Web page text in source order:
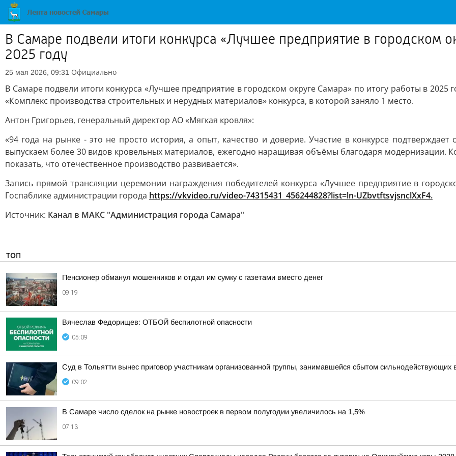
В Самаре подвели итоги конкурса «Лучшее предприятие в городском
2025 году
25 мая 2026, 09:31 Официально
В Самаре подвели итоги конкурса «Лучшее предприятие в городском округе Самара» по итогу работы в
«Комплекс производства строительных и нерудных материалов» конкурса, в которой заняло 1 место.
Антон Григорьев, генеральный директор АО «Мягкая кровля»:
«94 года на рынке - это не просто история, а опыт, качество и доверие. Участие в конкурсе
выпускаем более 30 видов кровельных материалов, ежегодно наращивая объёмы благодаря модернизации.
показать, что отечественное производство развивается».
Запись прямой трансляции церемонии награждения победителей конкурса «Лучшее предприятие в
Госпаблике администрации города https://vkvideo.ru/video-74315431_456244828?list=ln-UZbvtftsvjsnclXxF4.
Источник: Канал в МАКС "Администрация города Самара"
ТОП
Пенсионер обманул мошенников и отдал им сумку с газетами вместо денег
09:19
Вячеслав Федорищев: ОТБОЙ беспилотной опасности
05:09
Суд в Тольятти вынес приговор участникам организованной группы, занимавшейся сбытом сильнодействующих
09:02
В Самаре число сделок на рынке новостроек в первом полугодии увеличилось на 1,5%
07:13